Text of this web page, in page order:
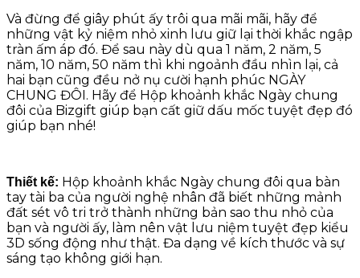
Và đừng để giây phút ấy trôi qua mãi mãi, hãy để
những vật kỷ niệm nhỏ xinh lưu giữ lại thời khắc ngập
tràn ấm áp đó. Để sau này dù qua 1 năm, 2 năm, 5
năm, 10 năm, 50 năm thì khi ngoảnh đầu nhìn lại, cả
hai bạn cũng đều nở nụ cười hạnh phúc NGÀY
CHUNG ĐÔI. Hãy để Hộp khoảnh khắc Ngày chung
đôi của Bizgift giúp bạn cất giữ dấu mốc tuyệt đẹp đó
giúp bạn nhé!
Thiết kế: Hộp khoảnh khắc Ngày chung đôi qua bàn
tay tài ba của người nghệ nhân đã biết những mảnh
đất sét vô tri trở thành những bản sao thu nhỏ của
bạn và người ấy, làm nên vật lưu niệm tuyệt đẹp kiểu
3D sống động như thật. Đa dạng về kích thước và sự
sáng tạo không giới hạn.